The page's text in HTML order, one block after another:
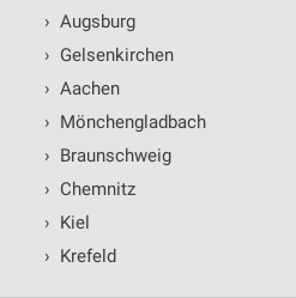
› Augsburg
› Gelsenkirchen
› Aachen
› Mönchengladbach
› Braunschweig
› Chemnitz
› Kiel
› Krefeld